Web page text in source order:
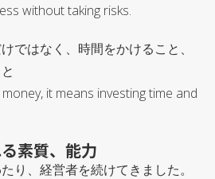
without taking risks.
ではなく、時間をかけること、
it means investing time and
素質、能力
り、経営者を続けてきました。